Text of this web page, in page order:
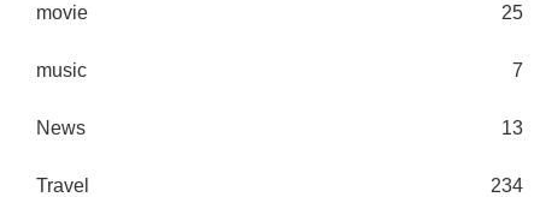
movie 25
music 7
News 13
Travel 234